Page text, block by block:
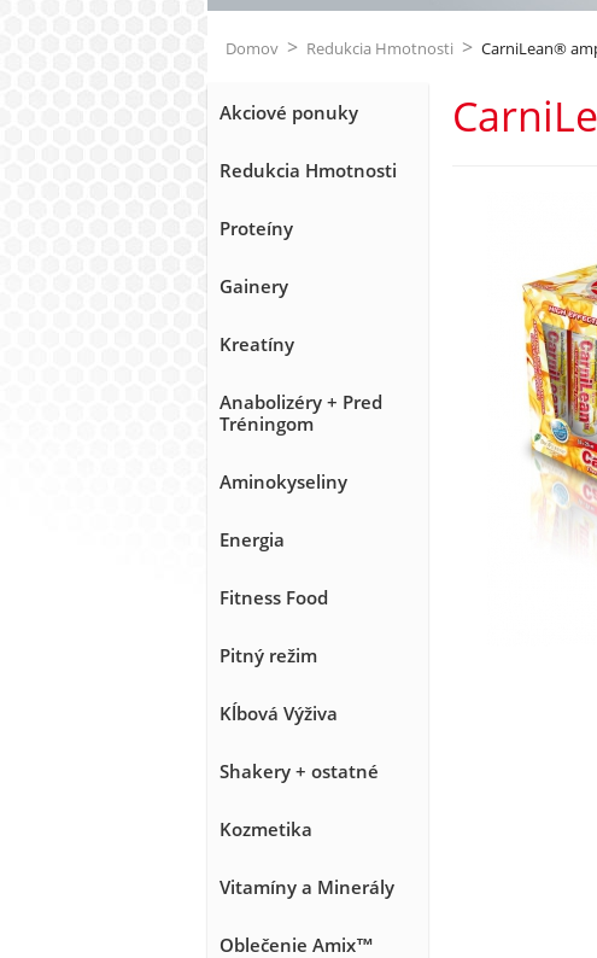
Domov > Redukcia Hmotnosti > CarniLean®
Akciové ponuky
Redukcia Hmotnosti
Proteíny
Gainery
Kreatíny
Anabolizéry + Pred
Tréningom
Aminokyseliny
Energia
Fitness Food
Pitný režim
Kĺbová Výživa
Shakery + ostatné
Kozmetika
Vitamíny a Minerály
Oblečenie Amix™